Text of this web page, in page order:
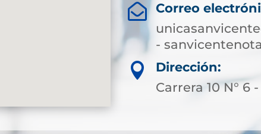

Correo
-

Dirección:
Carrera 10 N° 6